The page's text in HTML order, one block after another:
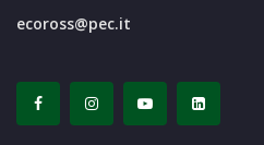
ecoross@pec.it